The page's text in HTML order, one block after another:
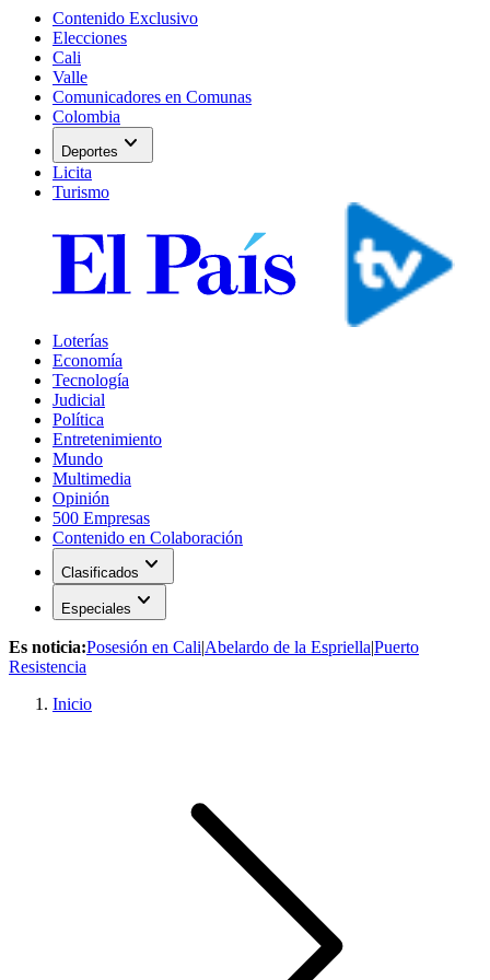
Contenido Exclusivo
Elecciones
Cali
Valle
Comunicadores en Comunas
Colombia
Deportes expand_more
Licita
Turismo
Loterías
Economía
Tecnología
Judicial
Política
Entretenimiento
Mundo
Multimedia
Opinión
500 Empresas
Contenido en Colaboración
Clasificados expand_more
Especiales expand_more
Es noticia:Posesión en Cali|Abelardo de la Espriella|Puerto
Resistencia
Inicio